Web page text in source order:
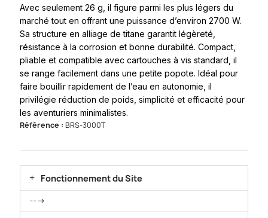
Avec seulement 26 g, il figure parmi les plus légers du
marché tout en offrant une puissance d’environ 2700 W.
Sa structure en alliage de titane garantit légèreté,
résistance à la corrosion et bonne durabilité. Compact,
pliable et compatible avec cartouches à vis standard, il
se range facilement dans une petite popote. Idéal pour
faire bouillir rapidement de l’eau en autonomie, il
privilégie réduction de poids, simplicité et efficacité pour
les aventuriers minimalistes.
Référence : BRS-3000T
Fonctionnement du Site
--->